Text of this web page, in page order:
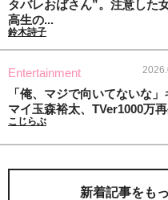
タバレおばさん”。注意した
高生の...
鈴木詩子
Entertainment
「俺、マジで向いてないな」
マイ玉森裕太、TVer1000万
こじらぶ
新着記事をも